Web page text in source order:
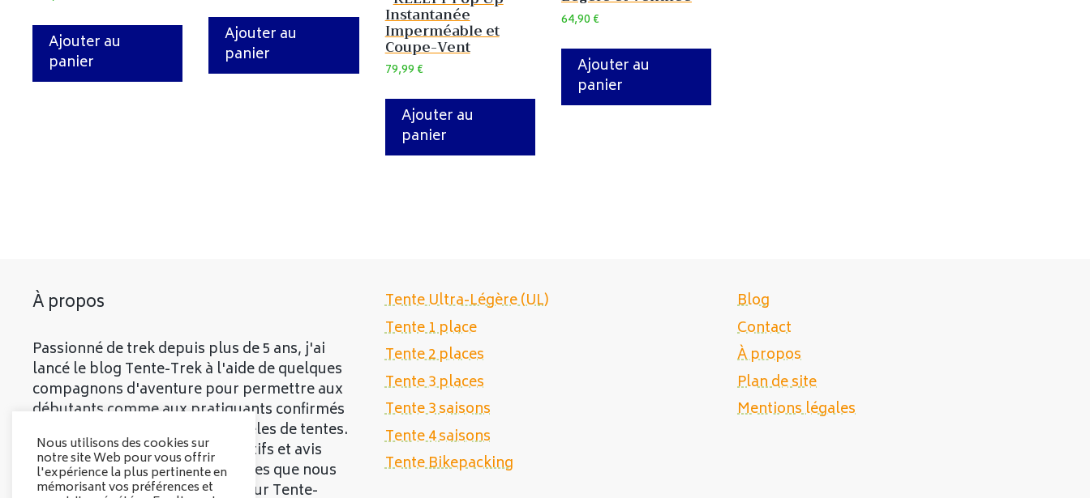
Ajouter au
panier
Ajouter au
panier
Instantanée
Imperméable et
Coupe-Vent
79,99€
Ajouter au
panier
64,90€
Ajouter au
panier
À propos
Passionné de trek depuis plus de 5 ans, j'ai
lancé le blog Tente-Trek à l'aide de quelques
compagnons d'aventure pour permettre aux
débutants comme aux pratiquants confirmés
de découvrir les meilleurs modèles de tentes.
Vous trouverez divers comparatifs et avis
objectifs sur les différentes tentes que nous
vous présenterons. Bienvenue sur Tente-
Tente Ultra-Légère (UL)
Tente 1 place
Tente 2 places
Tente 3 places
Tente 3 saisons
Tente 4 saisons
Tente Bikepacking
Blog
Contact
À propos
Plan de site
Mentions légales
Nous utilisons des cookies sur
notre site Web pour vous offrir
l'expérience la plus pertinente en
mémorisant vos préférences et